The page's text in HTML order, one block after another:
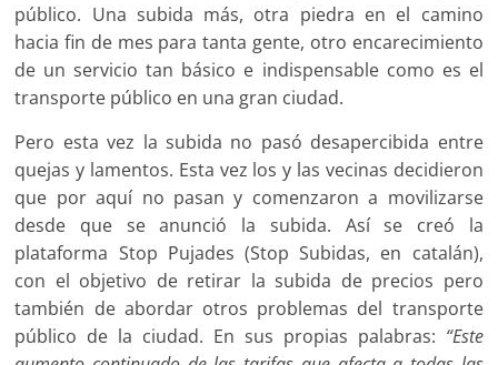
público. Una subida más, otra piedra en el camino
hacia fin de mes para tanta gente, otro encarecimiento
de un servicio tan básico e indispensable como es el
transporte público en una gran ciudad.
Pero esta vez la subida no pasó desapercibida entre
quejas y lamentos. Esta vez los y las vecinas decidieron
que por aquí no pasan y comenzaron a movilizarse
desde que se anunció la subida. Así se creó la
plataforma Stop Pujades (Stop Subidas, en catalán),
con el objetivo de retirar la subida de precios pero
también de abordar otros problemas del transporte
público de la ciudad. En sus propias palabras: “Este